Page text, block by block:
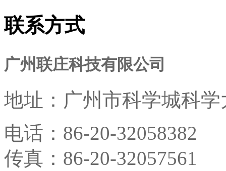
联系方式
广州联庄科技有限公司
地址： 广州市科学城科
电话： 86-20-32058382
传真： 86-20-32057561